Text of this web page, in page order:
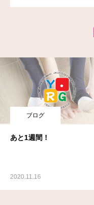
ブログ
あと1週間！
2020.11.16